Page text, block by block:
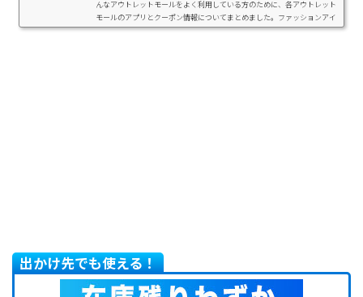
んなアウトレットモールをよく利用している方のために、各アウトレット
モールのアプリとクーポン情報についてまとめました。ファッションアイ
テムやジュエリー、家電やデジタルデバイス、日用雑貨にグルメまで…。
出かけ先でも使える！